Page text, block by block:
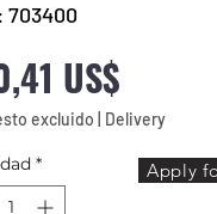
703400
US$
excluido Delivery
* Apply